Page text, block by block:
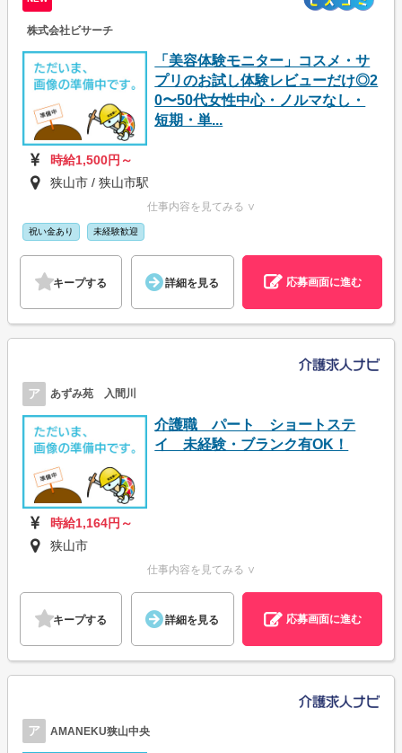
株式会社ビサーチ
「美容体験モニター」コスメ・サ
プリのお試し体験レビューだけ◎2
0〜50代女性中心・ノルマなし・
短期・単...
時給1,500円～
狭山市 / 狭山市駅
仕事内容を見てみる ∨
祝い金あり 未経験歓迎
キープする 詳細を見る 応募画面に進む
ア あずみ苑 入間川
介護職 パート ショートステ
イ 未経験・ブランク有OK！
時給1,164円～
狭山市
仕事内容を見てみる ∨
キープする 詳細を見る 応募画面に進む
ア AMANEKU狭山中央